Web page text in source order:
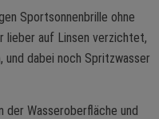
Sportsonnenbrille ohne
lieber auf Linsen verzichtet,
dabei noch Spritzwasser
der Wasseroberfläche und